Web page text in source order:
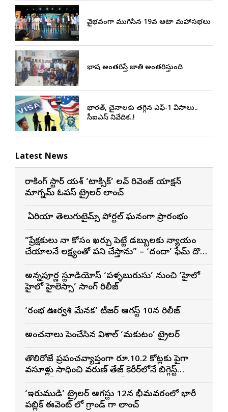
వైభవంగా ముగిసిన 19వ ఆటా మహాసభలు
భాష అంతరిస్తే జాతి అంతరిస్తుంది
భారత్, చైనాలకు తగ్గిన ఎఫ్-1 వీసాలు..
సీఐఎస్ నివేదిక..!
Latest News
రాకింగ్ స్టార్ యశ్ ‘టాక్సిక్’ లవ్ రివెంజ్ యాక్షన్
మాగ్నమ్ ఓపస్‌ ట్రైలర్ లాంచ్
బే ఏరియా తెలుగుటైమ్స్ పోర్టల్ ఘనంగా ప్రారంభం
”ప్రేక్షకులు నా కోసం ఖర్చు పెట్టే డబ్బులకు న్యాయం
చేయాలనే లక్ష్యంతో పని చేస్తాను” – ‘దందా’ ఫేమ్ దొర
అన్నపూర్ణ స్టూడియోస్ ‘పళ్ళబురుసు’ నుంచి ‘హైలో
హైలో హైలెస్సా’ సాంగ్ రిలీజ్
‘రంభ ఊర్వశి మేనక’ టీజర్ ఆగస్ట్ 10న రిలీజ్
అంచనాలు పెంచేసిన విశాల్ ‘మకుటం’ ట్రైలర్
తొలిరోజే ప్రపంచవ్యాప్తంగా రూ.10.2 కోట్లకు పైగా
వసూళ్లు సాధించి వరుణ్ తేజ్ కెరీర్‌లోనే బిగ్గెస్ట్
‘ఇరుముడి’ ట్రైలర్ ఆగస్టు 12న భీమవరంలో భారీ
పబ్లిక్ ఈవెంట్ లో గ్రాండ్ గా లాంచ్